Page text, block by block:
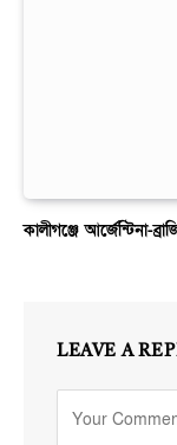
কালীগঞ্জে আর্জেন্টিনা-
LEAVE A